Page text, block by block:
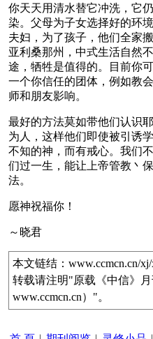
你天天用清水替它冲洗，它
染。父母为子女选择好的环
夫妇，为了孩子，他们全家
亚利桑那州，中式生活自然
途，牺牲是值得的。目前你
一个你信任的团体，例如教
师和朋友影响。
最好的方法莫如带他们认识
为人，这样他们即使被引诱
不知的神，而有戒心。我们
们过一生，能让上帝管教丶
法。
愿神祝福你！
～晓君
本文链结：www.ccmcn.cn/xj/
转载请注明"原载《中信》
www.ccmcn.cn）"。